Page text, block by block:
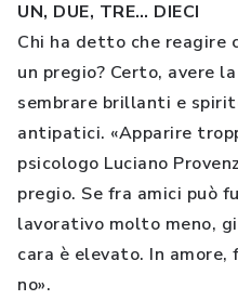
UN, DUE, TRE… DIECI
Chi ha detto che reagire
un pregio? Certo, avere
sembrare brillanti e
antipatici. «Apparire
psicologo Luciano
pregio. Se fra amici può
lavorativo molto meno,
cara è elevato. In amore,
no».